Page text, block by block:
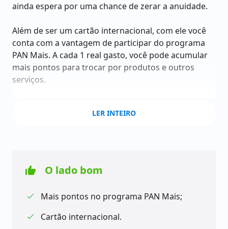
ainda espera por uma chance de zerar a anuidade.
Além de ser um cartão internacional, com ele você
conta com a vantagem de participar do programa
PAN Mais. A cada 1 real gasto, você pode acumular
mais pontos para trocar por produtos e outros
serviços.
que existe a possibilidade de zerá-la por meio do
LER INTEIRO
O lado bom
Mais pontos no programa PAN Mais;
Cartão internacional.